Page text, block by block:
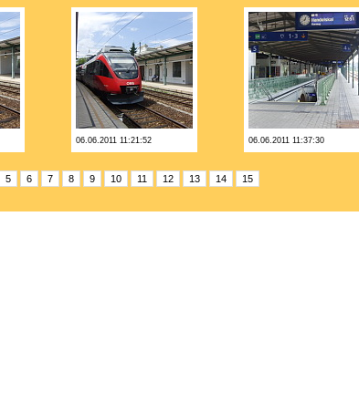
06.06.2011 11:21:52 06.06.2011 11:37:30
5 6 7 8 9 10 11 12 13 14 15